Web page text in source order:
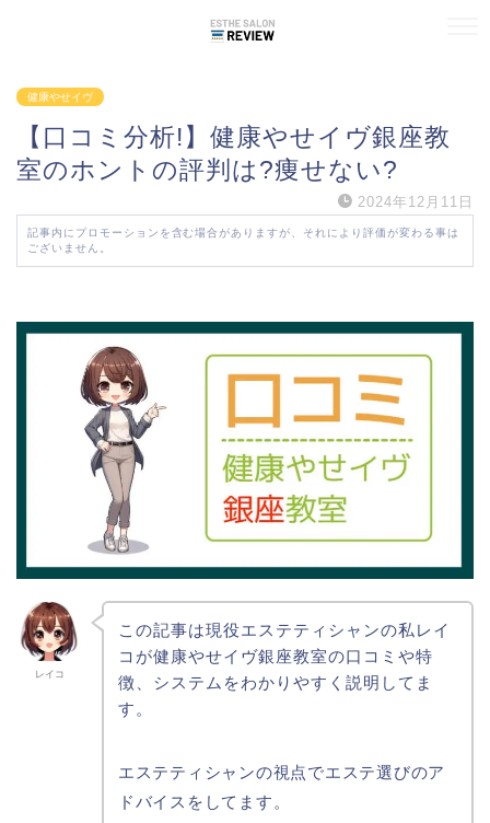
健康やせイヴ
【口コミ分析!】健康やせイヴ銀座教
室のホントの評判は?痩せない?
2024年12月11日
記事内にプロモーションを含む場合がありますが、それにより評価が変わる事は
ございません。
レイコ
この記事は現役エステティシャンの私レイ
コが健康やせイヴ銀座教室の口コミや特
徴、システムをわかりやすく説明してま
す。
エステティシャンの視点でエステ選びのア
ドバイスをしてます。